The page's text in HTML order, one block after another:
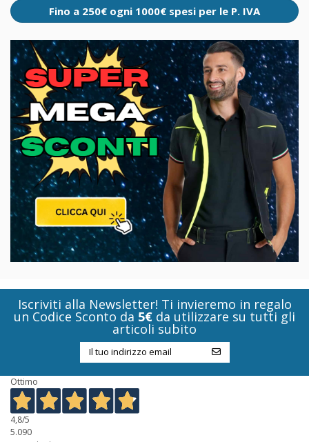
Fino a 250€ ogni 1000€ spesi per le P. IVA
Iscriviti alla Newsletter! Ti invieremo in regalo
un Codice Sconto da 5€ da utilizzare su tutti gli
articoli subito
Ottimo
4,8/5
5.090